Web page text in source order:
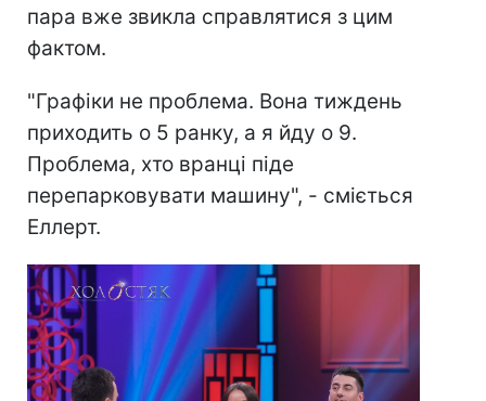
пара вже звикла справлятися з цим
фактом.
"Графіки не проблема. Вона тиждень
приходить о 5 ранку, а я йду о 9.
Проблема, хто вранці піде
перепарковувати машину", - сміється
Еллерт.